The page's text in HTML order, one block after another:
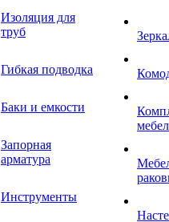
Изоляция для
труб
Гибкая подводка
Баки и емкости
Запорная
арматура
Инструменты